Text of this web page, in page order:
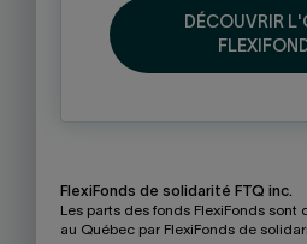
DÉCOUVRIR
FlexiFonds de solidarité FTQ inc.
Les parts des fonds FlexiFonds
au Québec par FlexiFonds de